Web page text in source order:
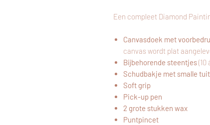
Een compleet Diamond
Canvasdoek met
canvas wordt plat
Bijbehorende steentjes
Schudbakje met smalle tuit
Soft grip
Pick-up pen
2 grote stukken wax
Puntpincet